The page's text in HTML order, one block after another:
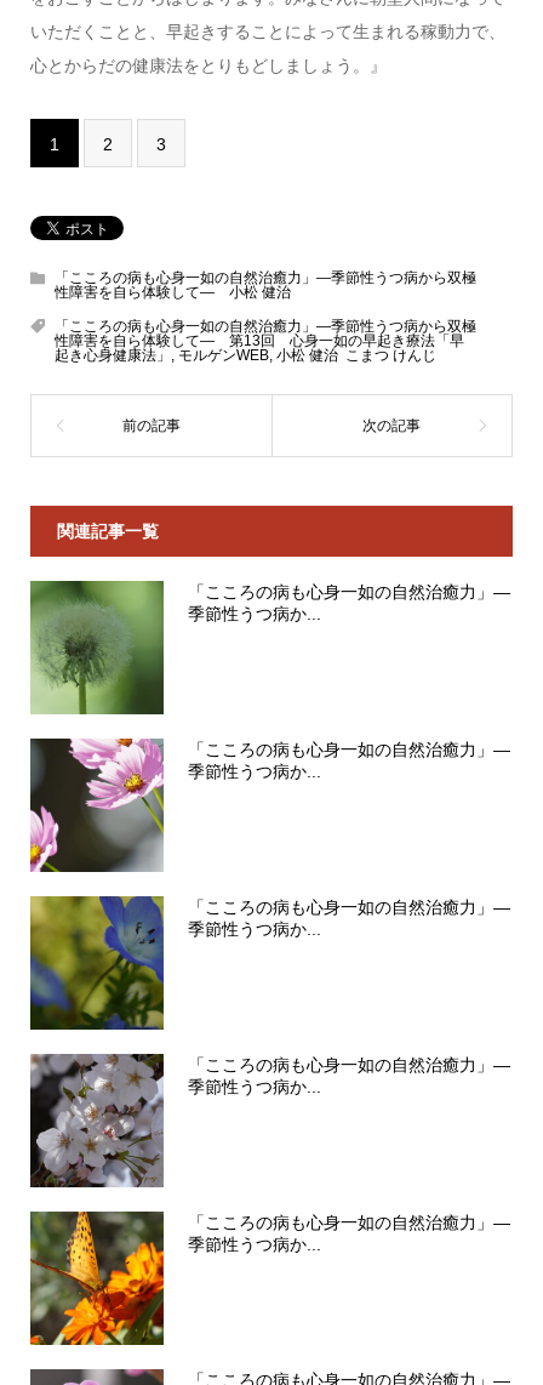
いただくことと、早起きすることによって生まれる稼動力で、
心とからだの健康法をとりもどしましょう。』
1 2 3
「こころの病も心身一如の自然治癒力」―季節性うつ病から双極
性障害を自ら体験して― 小松 健治
「こころの病も心身一如の自然治癒力」―季節性うつ病から双極
性障害を自ら体験して― 第13回 心身一如の早起き療法「早
起き心身健康法」
モルゲンWEB, 小松 健治 こまつ けんじ
関連記事一覧
「こころの病も心身一如の自然治癒力」―
季節性うつ病か...
「こころの病も心身一如の自然治癒力」―
季節性うつ病か...
「こころの病も心身一如の自然治癒力」―
季節性うつ病か...
「こころの病も心身一如の自然治癒力」―
季節性うつ病か...
「こころの病も心身一如の自然治癒力」―
季節性うつ病か...
「こころの病も心身一如の自然治癒力」―